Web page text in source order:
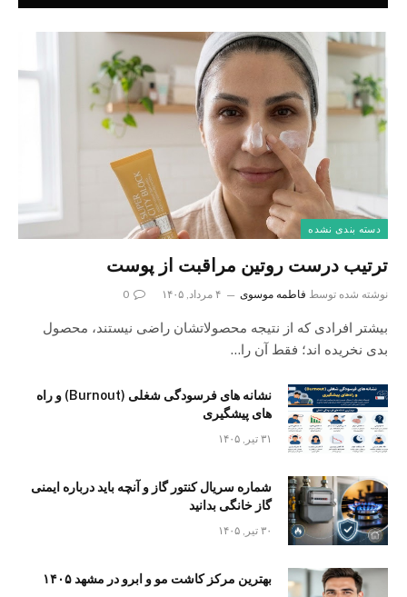
دسته بندی نشده
ترتیب درست روتین مراقبت از پوست
نوشته شده توسط فاطمه موسوی ۴ مرداد, ۱۴۰۵ 0
بیشتر افرادی که از نتیجه محصولاتشان راضی نیستند، محصول
بدی نخریده اند؛ فقط آن را…
نشانه های فرسودگی شغلی (Burnout) و راه
های پیشگیری
۳۱ تیر, ۱۴۰۵
شماره سریال کنتور گاز و آنچه باید درباره ایمنی
گاز خانگی بدانید
۳۰ تیر, ۱۴۰۵
بهترین مرکز کاشت مو و ابرو در مشهد ۱۴۰۵